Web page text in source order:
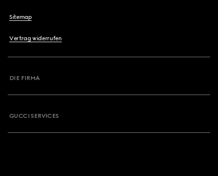
Sitemap
Vertrag widerrufen
DIE FIRMA
GUCCI SERVICES